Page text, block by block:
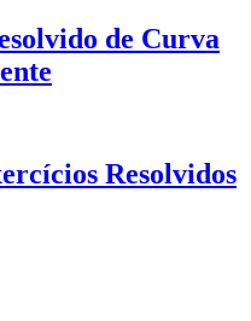
de Curva
Resolvidos